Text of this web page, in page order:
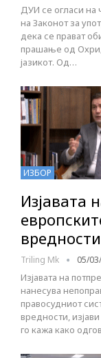
ДУИ се огласи на
на Законот за
дека се прават
прашање од
јазикот. Од…
ИЗБОР
Изјавата
Triling Mk 05/
Изјавата на
нанесува
правосудниот
вредности,
го кажа како